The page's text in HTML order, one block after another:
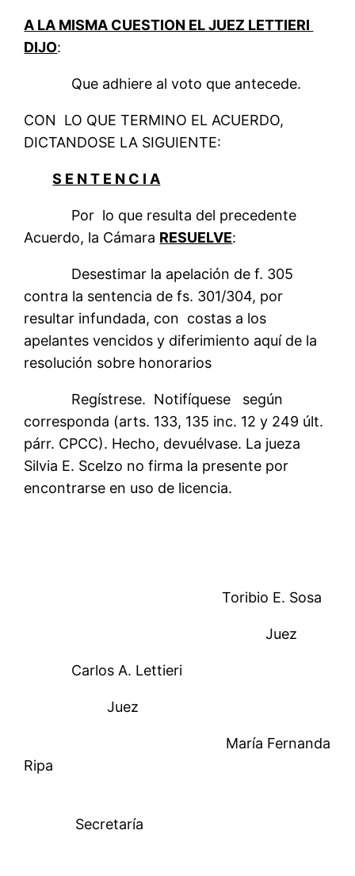
A LA MISMA CUESTION EL JUEZ LETTIERI
DIJO:
Que adhiere al voto que antecede.
CON LO QUE TERMINO EL ACUERDO,
DICTANDOSE LA SIGUIENTE:
S E N T E N C I A
Por lo que resulta del precedente
Acuerdo, la Cámara RESUELVE:
Desestimar la apelación de f. 305
contra la sentencia de fs. 301/304, por
resultar infundada, con costas a los
apelantes vencidos y diferimiento aquí de la
resolución sobre honorarios
Regístrese. Notifíquese según
corresponda (arts. 133, 135 inc. 12 y 249 últ.
párr. CPCC). Hecho, devuélvase. La jueza
Silvia E. Scelzo no firma la presente por
encontrarse en uso de licencia.
Toribio E. Sosa
Juez
Carlos A. Lettieri
Juez
María Fernanda
Ripa
Secretaría